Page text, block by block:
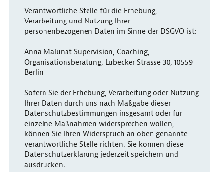
Verantwortliche Stelle für die Erhebung,
Verarbeitung und Nutzung Ihrer
personenbezogenen Daten im Sinne der DSGVO ist:
Anna Malunat Supervision, Coaching,
Organisationsberatung, Lübecker Strasse 30, 10559
Berlin
Sofern Sie der Erhebung, Verarbeitung oder Nutzung
Ihrer Daten durch uns nach Maßgabe dieser
Datenschutzbestimmungen insgesamt oder für
einzelne Maßnahmen widersprechen wollen,
können Sie Ihren Widerspruch an oben genannte
verantwortliche Stelle richten. Sie können diese
Datenschutzerklärung jederzeit speichern und
ausdrucken.